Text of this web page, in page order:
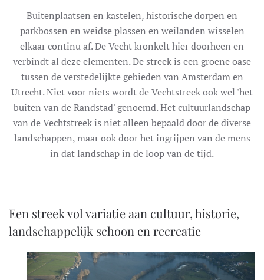
Buitenplaatsen en kastelen, historische dorpen en
parkbossen en weidse plassen en weilanden wisselen
elkaar continu af. De Vecht kronkelt hier doorheen en
verbindt al deze elementen. De streek is een groene oase
tussen de verstedelijkte gebieden van Amsterdam en
Utrecht. Niet voor niets wordt de Vechtstreek ook wel 'het
buiten van de Randstad' genoemd. Het cultuurlandschap
van de Vechtstreek is niet alleen bepaald door de diverse
landschappen, maar ook door het ingrijpen van de mens
in dat landschap in de loop van de tijd.
Een streek vol variatie aan cultuur, historie,
landschappelijk schoon en recreatie